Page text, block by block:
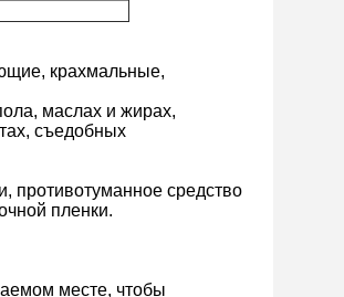
крахмальные,
маслах и жирах,
съедобных
противотуманное средство
пленки.
месте, чтобы